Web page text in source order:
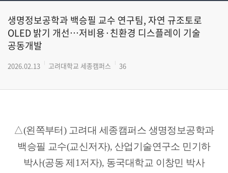
생명정보공학과 백승필 교수 연구팀, 자연 규조토로
OLED 밝기 개선…저비용·친환경 디스플레이 기술
공동개발
2026.02.13 고려대학교 세종캠퍼스 36
△(왼쪽부터) 고려대 세종캠퍼스 생명정보공학과
백승필 교수(교신저자), 산업기술연구소 민기하
박사(공동 제1저자), 동국대학교 이창민 박사